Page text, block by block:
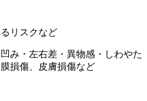
リスクなど
み・左右差・異物感・しわやた
損傷、皮膚損傷など